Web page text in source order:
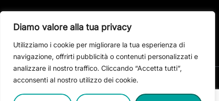
Diamo valore alla tua privacy
Utilizziamo i cookie per migliorare la tua esperienza di
navigazione, offrirti pubblicità o contenuti personalizzati e
analizzare il nostro traffico. Cliccando “Accetta tutti”,
acconsenti al nostro utilizzo dei cookie.
Dormelletto (NO) - Corso Cavour 106
Made with 🚀 byInforbit Studio . Copyright Elitcar© 2026.
Tutti i diritti riservati.